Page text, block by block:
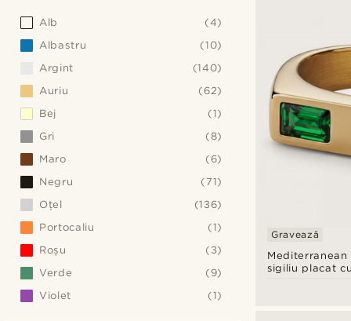
Mediterranean
sigiliu placat
Gravează
Alb
(4)
Albastru
(10)
Argint
(140)
Auriu
(62)
Bej
(1)
Gri
(8)
Maro
(6)
Negru
(71)
Oţel
(136)
Portocaliu
(1)
Roșu
(3)
Verde
(9)
Violet
(1)